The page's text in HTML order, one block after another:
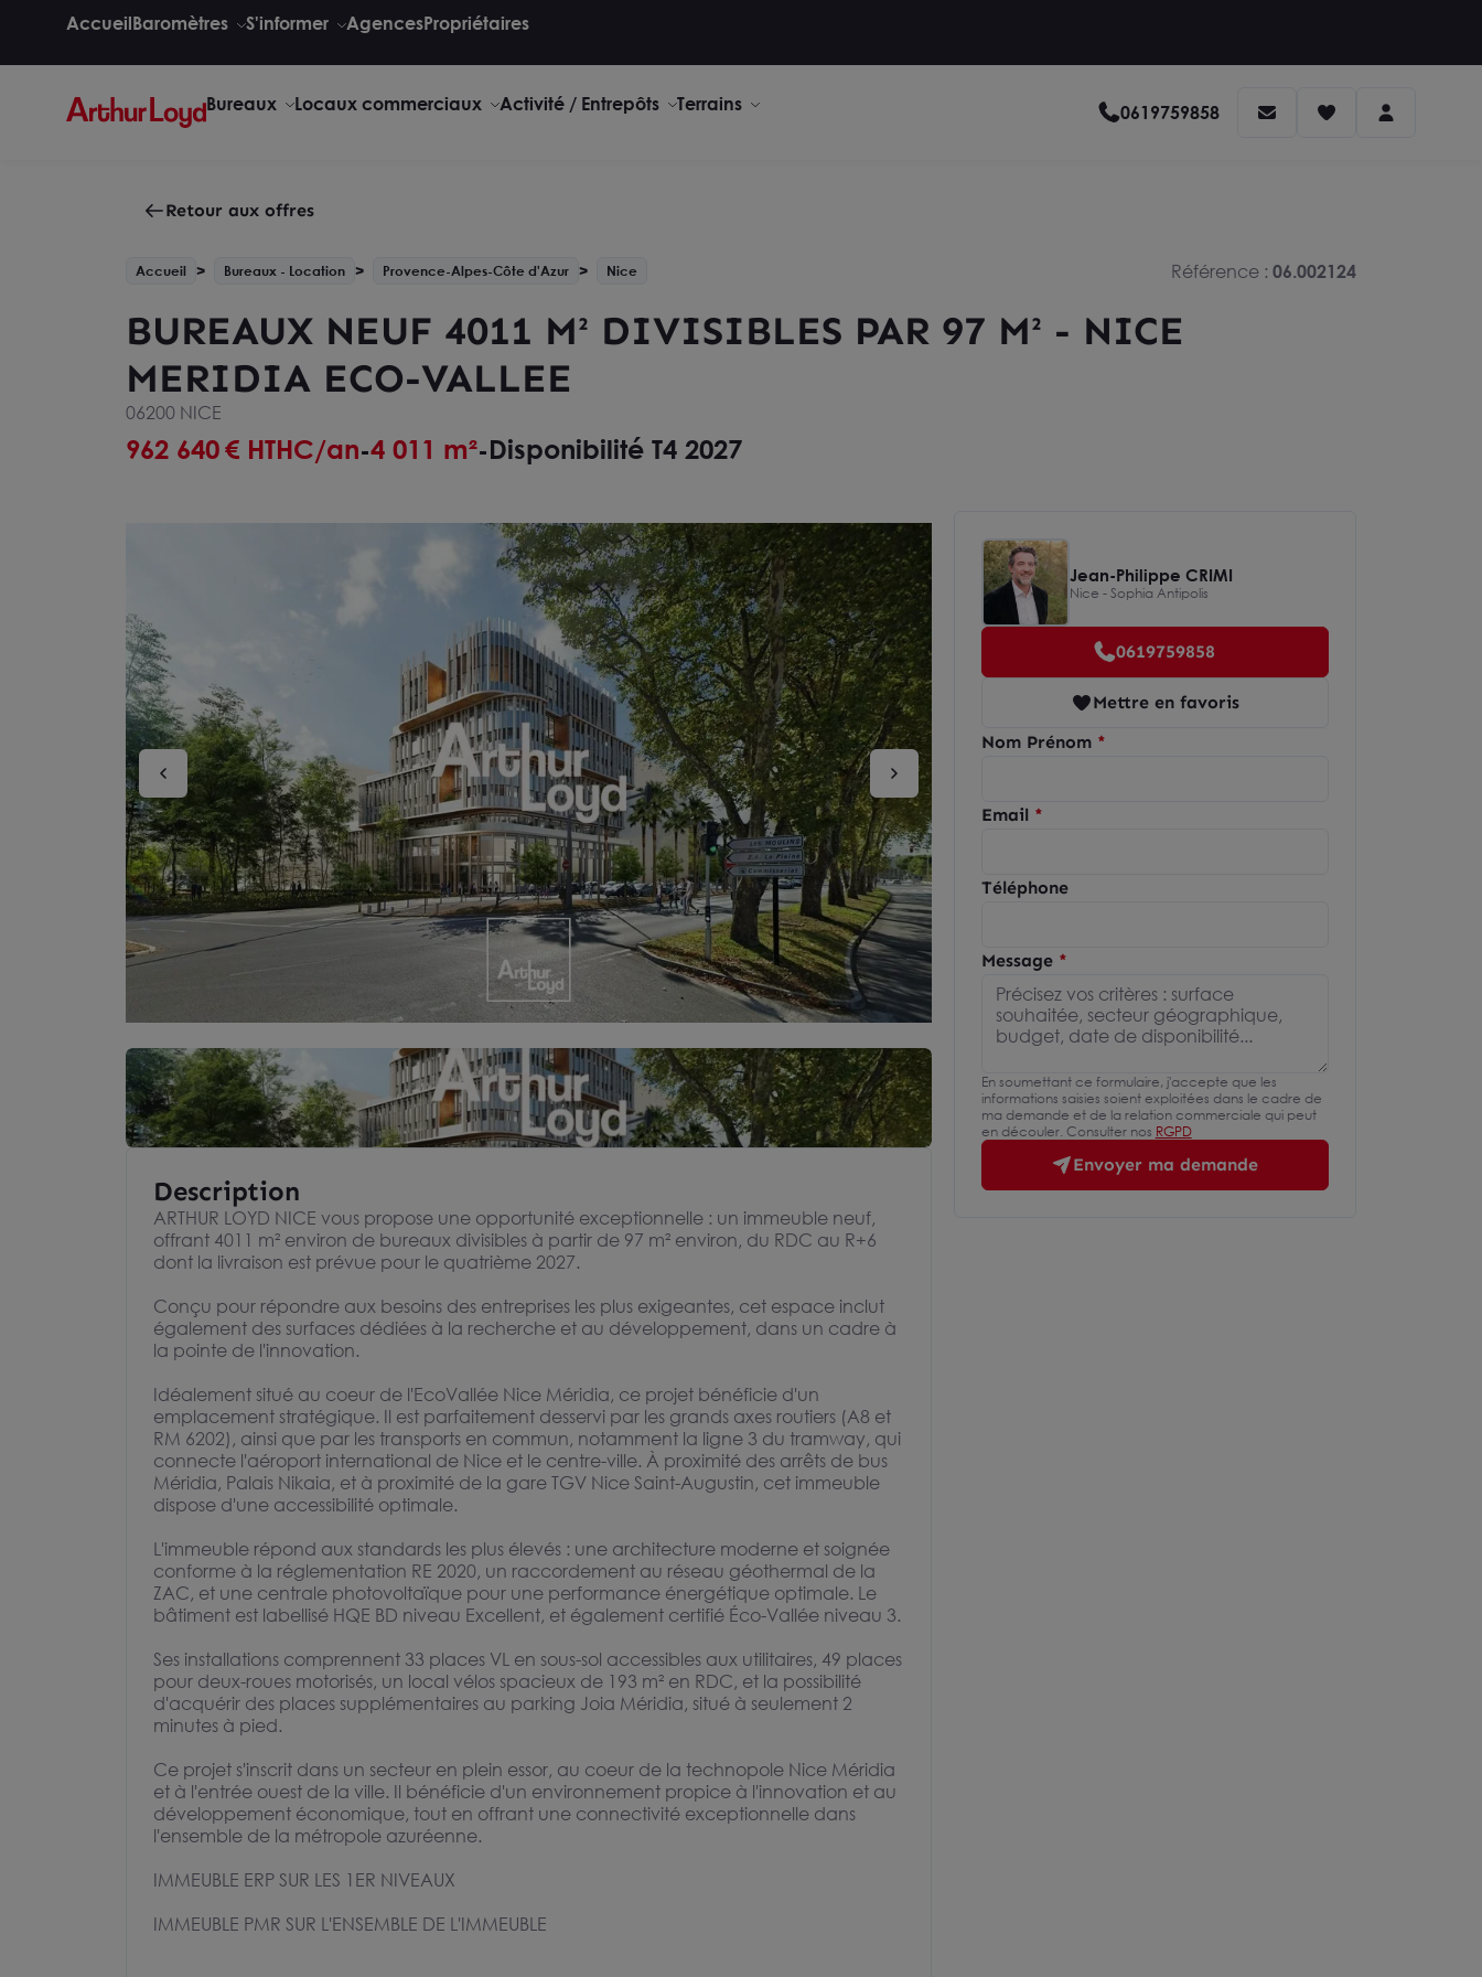
AccueilBaromètres S'informer AgencesPropriétaires
Bureaux Locaux commerciaux Activité / Entrepôts Terrains 0619759858
Retour aux offres
Accueil Bureaux - Location Provence-Alpes-Côte d'Azur Nice Référence : 06.002124
BUREAUX NEUF 4011 M² DIVISIBLES PAR 97 M² - NICE
MERIDIA ECO-VALLEE
06200 NICE
962 640€ HTHC/an-4 011 m²-Disponibilité T4 2027
Description
ARTHUR LOYD NICE vous propose une opportunité exceptionnelle : un immeuble neuf,
offrant 4011 m² environ de bureaux divisibles à partir de 97 m² environ, du RDC au R+6
dont la livraison est prévue pour le quatrième 2027.
Conçu pour répondre aux besoins des entreprises les plus exigeantes, cet espace inclut
également des surfaces dédiées à la recherche et au développement, dans un cadre à
la pointe de l'innovation.
Idéalement situé au coeur de l'EcoVallée Nice Méridia, ce projet bénéficie d'un
emplacement stratégique. Il est parfaitement desservi par les grands axes routiers (A8 et
RM 6202), ainsi que par les transports en commun, notamment la ligne 3 du tramway, qui
connecte l'aéroport international de Nice et le centre-ville. À proximité des arrêts de bus
Méridia, Palais Nikaia, et à proximité de la gare TGV Nice Saint-Augustin, cet immeuble
dispose d'une accessibilité optimale.
L'immeuble répond aux standards les plus élevés : une architecture moderne et soignée
conforme à la réglementation RE 2020, un raccordement au réseau géothermal de la
ZAC, et une centrale photovoltaïque pour une performance énergétique optimale. Le
bâtiment est labellisé HQE BD niveau Excellent, et également certifié Éco-Vallée niveau 3.
Ses installations comprennent 33 places VL en sous-sol accessibles aux utilitaires, 49 places
pour deux-roues motorisés, un local vélos spacieux de 193 m² en RDC, et la possibilité
d'acquérir des places supplémentaires au parking Joia Méridia, situé à seulement 2
minutes à pied.
Ce projet s'inscrit dans un secteur en plein essor, au coeur de la technopole Nice Méridia
et à l'entrée ouest de la ville. Il bénéficie d'un environnement propice à l'innovation et au
développement économique, tout en offrant une connectivité exceptionnelle dans
l'ensemble de la métropole azuréenne.
IMMEUBLE ERP SUR LES 1ER NIVEAUX
IMMEUBLE PMR SUR L'ENSEMBLE DE L'IMMEUBLE
Jean-Philippe CRIMI
Nice - Sophia Antipolis
0619759858
Mettre en favoris
Nom Prénom
Email
Téléphone
Message
En soumettant ce formulaire, j'accepte que les
informations saisies soient exploitées dans le cadre de
ma demande et de la relation commerciale qui peut
en découler. Consulter nos RGPD
Envoyer ma demande